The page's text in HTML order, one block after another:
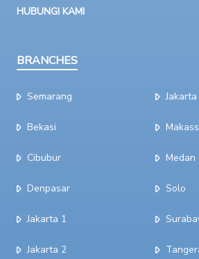
HUBUNGI KAMI
BRANCHES
Semarang
Bekasi
Cibubur
Denpasar
Jakarta 1
Jakarta 2
Jakarta
Medan
Solo